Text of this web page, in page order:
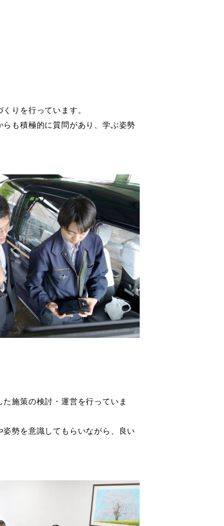
りを行っています。
も積極的に質問があり、学ぶ姿勢
施策の検討・運営を行っていま
勢を意識してもらいながら、良い